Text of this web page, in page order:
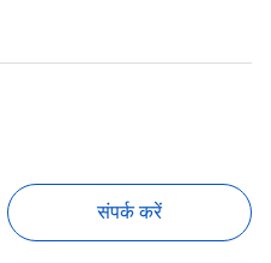
संपर्क करें